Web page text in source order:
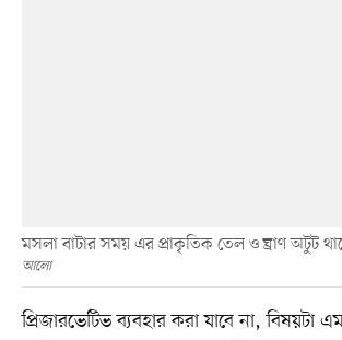
মসলা বাটার সময় এর প্রাকৃতিক তেল ও ঘ্রাণ অটুট
আলো
প্রিজারভেটিভ ব্যবহার করা যাবে না,